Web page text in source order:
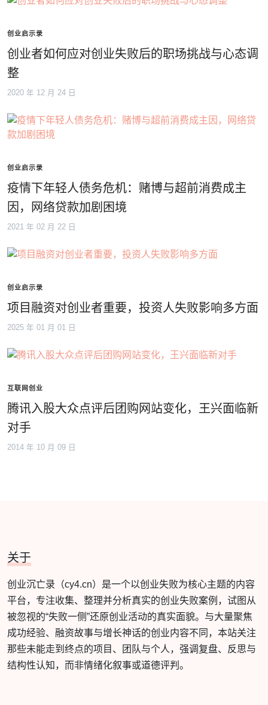
创业启示录
创业者如何应对创业失败后的职场挑战与心态调
整
2020 年 12 月 24 日
创业启示录
疫情下年轻人债务危机：赌博与超前消费成主
因，网络贷款加剧困境
2021 年 02 月 22 日
创业启示录
项目融资对创业者重要，投资人失败影响多方面
2025 年 01 月 01 日
互联网创业
腾讯入股大众点评后团购网站变化，王兴面临新
对手
2014 年 10 月 09 日
关于
创业沉亡录（cy4.cn）是一个以创业失败为核心主题的内容
平台，专注收集、整理并分析真实的创业失败案例，试图从
被忽视的“失败一侧”还原创业活动的真实面貌。与大量聚焦
成功经验、融资故事与增长神话的创业内容不同，本站关注
那些未能走到终点的项目、团队与个人，强调复盘、反思与
结构性认知，而非情绪化叙事或道德评判。